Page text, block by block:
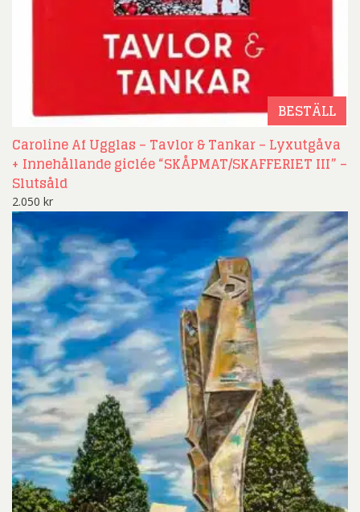
BESTÄLL
Caroline Af Ugglas – Tavlor & Tankar – Lyxutgåva
+ Innehållande giclée “SKÅPMAT/SKAFFERIET III” –
Slutsåld
2.050 kr